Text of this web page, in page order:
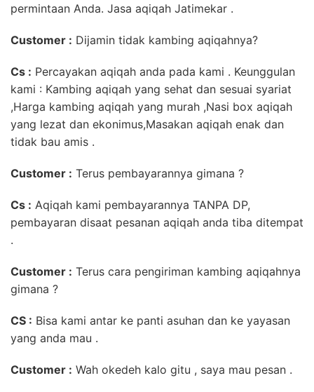
permintaan Anda. Jasa aqiqah Jatimekar .
Customer : Dijamin tidak kambing aqiqahnya?
Cs : Percayakan aqiqah anda pada kami . Keunggulan
kami : Kambing aqiqah yang sehat dan sesuai syariat
,Harga kambing aqiqah yang murah ,Nasi box aqiqah
yang lezat dan ekonimus,Masakan aqiqah enak dan
tidak bau amis .
Customer : Terus pembayarannya gimana ?
Cs : Aqiqah kami pembayarannya TANPA DP,
pembayaran disaat pesanan aqiqah anda tiba ditempat
.
Customer : Terus cara pengiriman kambing aqiqahnya
gimana ?
CS : Bisa kami antar ke panti asuhan dan ke yayasan
yang anda mau .
Customer : Wah okedeh kalo gitu , saya mau pesan .